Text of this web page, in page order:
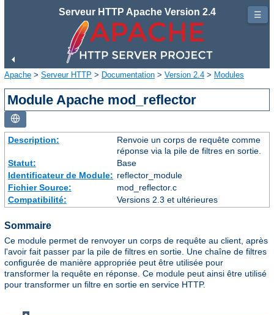
Serveur HTTP Apache Version 2.4
Apache > Serveur HTTP > Documentation > Version 2.4 > Modules
Module Apache mod_reflector
Description:
Renvoie un corps de requête comme
réponse via la pile de filtres en sortie.
Statut:
Base
Identificateur de Module: reflector_module
Fichier Source:
mod_reflector.c
Compatibilité:
Versions 2.3 et ultérieures
Sommaire
Ce module permet de renvoyer un corps de requête au client, après
l'avoir fait passer par la pile de filtres en sortie. Une chaîne de filtres
configurée de manière appropriée peut être utilisée pour
transformer la requête en réponse. Ce module peut ainsi être utilisé
pour transformer un filtre en sortie en service HTTP.
☰